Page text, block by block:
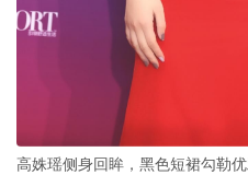
高姝瑶侧身回眸，黑色短裙勾勒